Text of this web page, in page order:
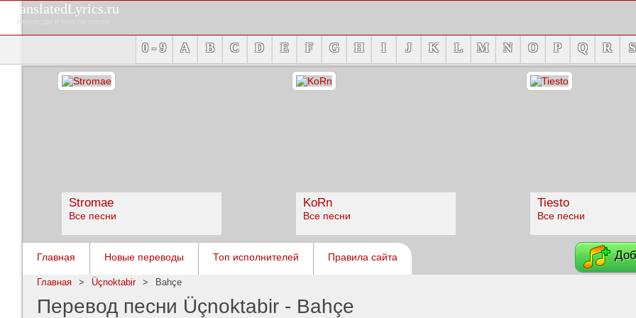
TranslatedLyrics.ru
переводы и тексты песен
0 - 9 A B C D E F G H I J K L M N O P Q R S
Stromae
Все песни
KoRn
Все песни
Tiesto
Все песни
Главная Новые переводы Топ исполнителей Правила сайта
Главная > Üçnoktabir > Bahçe
Перевод песни Üçnoktabir - Bahçe